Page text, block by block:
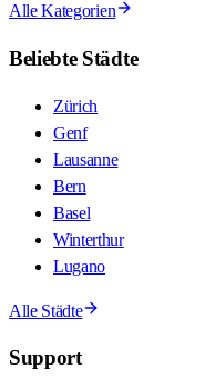
Alle Kategorien
Beliebte Städte
Zürich
Genf
Lausanne
Bern
Basel
Winterthur
Lugano
Alle Städte
Support